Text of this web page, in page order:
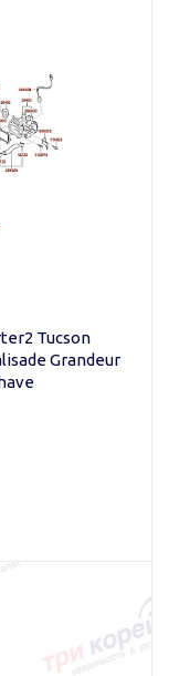
Tucson
Grandeur